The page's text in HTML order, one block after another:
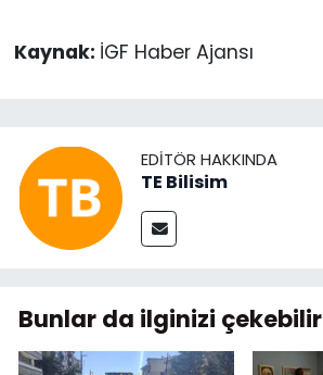
Kaynak: İGF Haber Ajansı
EDITÖR HAKKINDA
TE Bilisim
Bunlar da ilginizi çekebilir